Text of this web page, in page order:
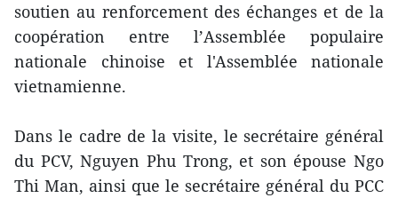
soutien au renforcement des échanges et de la
coopération entre l’Assemblée populaire
nationale chinoise et l'Assemblée nationale
vietnamienne.
Dans le cadre de la visite, le secrétaire général
du PCV, Nguyen Phu Trong, et son épouse Ngo
Thi Man, ainsi que le secrétaire général du PCC